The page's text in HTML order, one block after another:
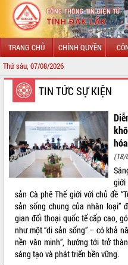
TRANG CHỦ CHÍNH QUYỀN
Thứ sáu, 07/08/2026
GIỚI THIỆU
LÃNH ĐẠO UBND TỈNH
TIN TỨC SỰ KIỆN
SỞ, BAN, NGÀNH
THÔNG TIN CHỈ ĐẠO ĐIỀU HÀNH
HỆ THỐNG VĂN BẢN
VĂN BẢN HĐND TỈNH
TIN TỨC SỰ KIỆN
(18/
giới
sản Cà phê Thế giới với chủ đề
sản sống chung của nhân loại”
gian đối thoại quốc tế cấp cao,
như một “di sản sống” – có khả
nền văn minh”, hướng tới trở
sáng tạo và phát triển bền vững.